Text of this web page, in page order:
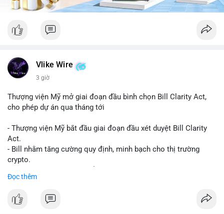
Vlike Wire
3 giờ
Thượng viện Mỹ mở giai đoạn đầu bình chọn Bill Clarity Act,
cho phép dự án qua tháng tới
- Thượng viện Mỹ bắt đầu giai đoạn đầu xét duyệt Bill Clarity
Act.
- Bill nhằm tăng cường quy định, minh bạch cho thị trường
crypto.
- Bill có thể ảnh hưởng pháp lý, hoạt động của các đồng tiền kỹ
Đọc thêm